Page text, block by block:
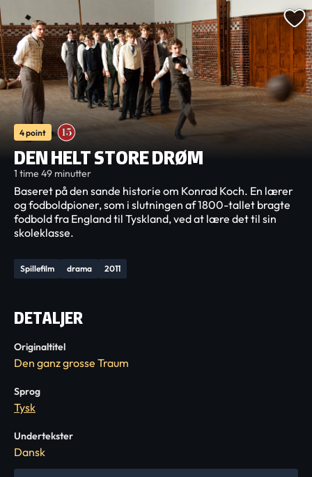
4 point
DEN HELT STORE DRØM
1 time 49 minutter
Spillefilm drama 2011
Baseret på den sande historie om Konrad Koch. En lærer
og fodboldpioner, som i slutningen af 1800-tallet bragte
fodbold fra England til Tyskland, ved at lære det til sin
skoleklasse.
DETALJER
Originaltitel
Den ganz grosse Traum
Sprog
Tysk
Undertekster
Dansk